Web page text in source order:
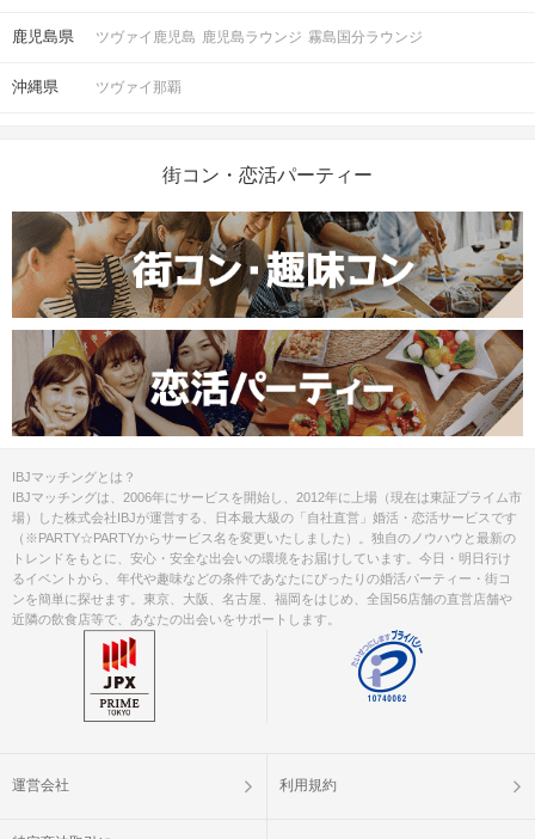
鹿児島県 ツヴァイ鹿児島 鹿児島ラウンジ 霧島国分ラウンジ
沖縄県 ツヴァイ那覇
街コン・恋活パーティー
IBJマッチングとは？
IBJマッチングは、2006年にサービスを開始し、2012年に上場（現在は東証プライム市
場）した株式会社IBJが運営する、日本最大級の「自社直営」婚活・恋活サービスです
（※PARTY☆PARTYからサービス名を変更いたしました）。独自のノウハウと最新の
トレンドをもとに、安心・安全な出会いの環境をお届けしています。今日・明日行け
るイベントから、年代や趣味などの条件であなたにぴったりの婚活パーティー・街コ
ンを簡単に探せます。東京、大阪、名古屋、福岡をはじめ、全国56店舗の直営店舗や
近隣の飲食店等で、あなたの出会いをサポートします。
運営会社 利用規約